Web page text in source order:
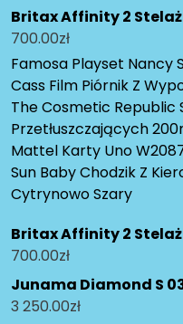
Britax Affinity 2
700.00zł
Famosa Playset Nancy
Cass Film Piórnik Z
The Cosmetic Republic
Przetłuszczających
Mattel Karty Uno
Sun Baby Chodzik Z
Cytrynowo Szary
Britax Affinity 2
700.00zł
Junama Diamond S
3 250.00zł